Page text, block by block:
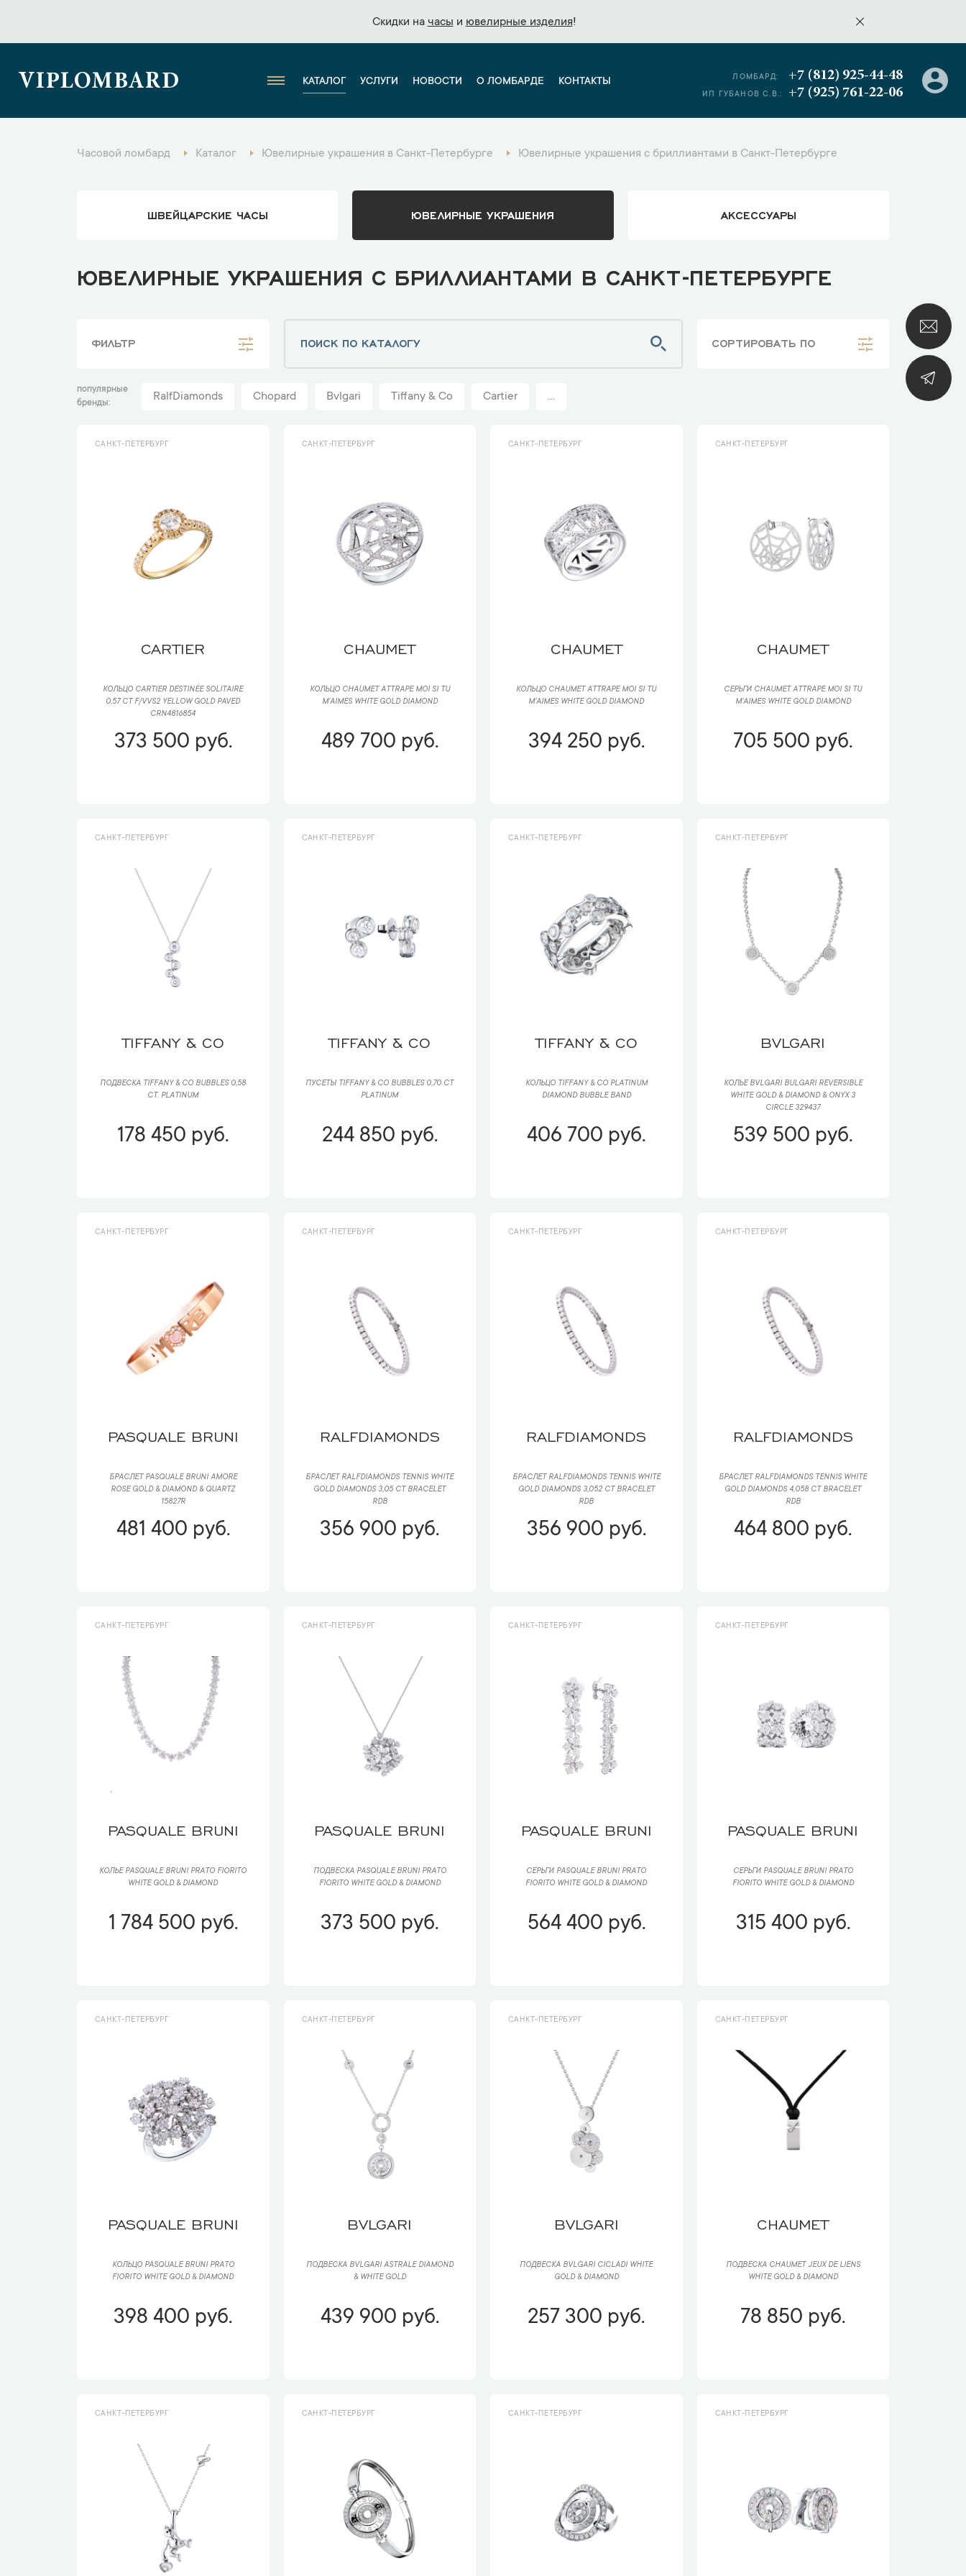
Скидки на часы и ювелирные изделия!
Скидки на часы и ювелирные изделия!
VIPLOMBARD КАТАЛОГ УСЛУГИ НОВОСТИ О ЛОМБАРДЕ КОНТАКТЫ ЛОМБАРД: +7 (812) 925-44-48
ИП ГУБАНОВ С.В.: +7 (925) 761-22-06
Часовой ломбард Каталог Ювелирные украшения в Санкт-Петербурге Ювелирные украшения с бриллиантами в Санкт-Петербурге
ШВЕЙЦАРСКИЕ ЧАСЫ ЮВЕЛИРНЫЕ УКРАШЕНИЯ АКСЕССУАРЫ
ЮВЕЛИРНЫЕ УКРАШЕНИЯ С БРИЛЛИАНТАМИ В САНКТ-ПЕТЕРБУРГЕ
ФИЛЬТР СОРТИРОВАТЬ ПО
популярные
бренды
RalfDiamonds Chopard Bvlgari Tiffany & Co Cartier ...
САНКТ-ПЕТЕРБУРГ
CARTIER
КОЛЬЦО CARTIER DESTINÉE SOLITAIRE
0,57 CT F/VVS2 YELLOW GOLD PAVED
CRN4816854
373 500 руб.
САНКТ-ПЕТЕРБУРГ
CHAUMET
КОЛЬЦО CHAUMET ATTRAPE MOI SI TU
M’AIMES WHITE GOLD DIAMOND
489 700 руб.
САНКТ-ПЕТЕРБУРГ
CHAUMET
КОЛЬЦО CHAUMET ATTRAPE MOI SI TU
M'AIMES WHITE GOLD DIAMOND
394 250 руб.
САНКТ-ПЕТЕРБУРГ
CHAUMET
СЕРЬГИ CHAUMET ATTRAPE MOI SI TU
M’AIMES WHITE GOLD DIAMOND
705 500 руб.
САНКТ-ПЕТЕРБУРГ
TIFFANY & CO
ПОДВЕСКА TIFFANY & CO BUBBLES 0,58
CT. PLATINUM
178 450 руб.
САНКТ-ПЕТЕРБУРГ
TIFFANY & CO
ПУСЕТЫ TIFFANY & CO BUBBLES 0,70 CT
PLATINUM
244 850 руб.
САНКТ-ПЕТЕРБУРГ
TIFFANY & CO
КОЛЬЦО TIFFANY & CO PLATINUM
DIAMOND BUBBLE BAND
406 700 руб.
САНКТ-ПЕТЕРБУРГ
BVLGARI
КОЛЬЕ BVLGARI BULGARI REVERSIBLE
WHITE GOLD & DIAMOND & ONYX 3
CIRCLE 329437
539 500 руб.
САНКТ-ПЕТЕРБУРГ
PASQUALE BRUNI
БРАСЛЕТ PASQUALE BRUNI AMORE
ROSE GOLD & DIAMOND & QUARTZ
15827R
481 400 руб.
САНКТ-ПЕТЕРБУРГ
RALFDIAMONDS
БРАСЛЕТ RALFDIAMONDS TENNIS WHITE
GOLD DIAMONDS 3,05 CT BRACELET
RDB
356 900 руб.
САНКТ-ПЕТЕРБУРГ
RALFDIAMONDS
БРАСЛЕТ RALFDIAMONDS TENNIS WHITE
GOLD DIAMONDS 3,052 CT BRACELET
RDB
356 900 руб.
САНКТ-ПЕТЕРБУРГ
RALFDIAMONDS
БРАСЛЕТ RALFDIAMONDS TENNIS WHITE
GOLD DIAMONDS 4,058 CT BRACELET
RDB
464 800 руб.
САНКТ-ПЕТЕРБУРГ
PASQUALE BRUNI
КОЛЬЕ PASQUALE BRUNI РRАTО FIORITO
WHITE GOLD & DIAMOND
1 784 500 руб.
САНКТ-ПЕТЕРБУРГ
PASQUALE BRUNI
ПОДВЕСКА PASQUALE BRUNI РRАTО
FIORITO WHITE GOLD & DIAMOND
373 500 руб.
САНКТ-ПЕТЕРБУРГ
PASQUALE BRUNI
СЕРЬГИ PASQUALE BRUNI РRАTО
FIORITO WHITE GOLD & DIAMOND
564 400 руб.
САНКТ-ПЕТЕРБУРГ
PASQUALE BRUNI
СЕРЬГИ PASQUALE BRUNI РRАTО
FIORITO WHITE GOLD & DIAMOND
315 400 руб.
САНКТ-ПЕТЕРБУРГ
PASQUALE BRUNI
КОЛЬЦО PASQUALE BRUNI РRАTО
FIORITO WHITE GOLD & DIAMOND
398 400 руб.
САНКТ-ПЕТЕРБУРГ
BVLGARI
ПОДВЕСКА BVLGARI ASTRALE DIAMOND
& WHITE GOLD
439 900 руб.
САНКТ-ПЕТЕРБУРГ
BVLGARI
ПОДВЕСКА BVLGARI CICLADI WHITE
GOLD & DIAMOND
257 300 руб.
САНКТ-ПЕТЕРБУРГ
CHAUMET
ПОДВЕСКА CHAUMET JEUX DE LIENS
WHITE GOLD & DIAMOND
78 850 руб.
САНКТ-ПЕТЕРБУРГ САНКТ-ПЕТЕРБУРГ САНКТ-ПЕТЕРБУРГ САНКТ-ПЕТЕРБУРГ